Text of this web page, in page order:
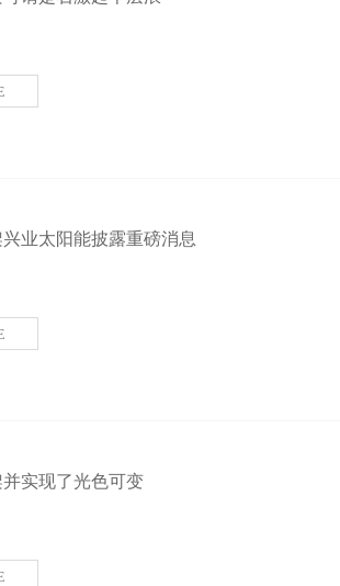
业太阳能披露重磅消息
实现了光色可变